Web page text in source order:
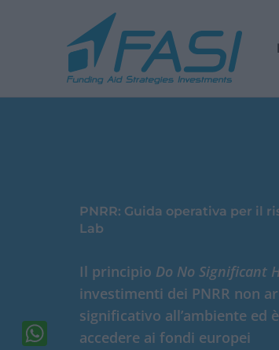
PNRR: Guida operativa per il
Lab
Il principio Do No Significant
investimenti dei PNRR non
significativo all’ambiente ed
accedere ai fondi europei